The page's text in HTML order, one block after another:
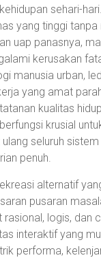
sehari-
yang tinggi
uap panasnya,
kerusakan
manusia urban,
yang amat
kualitas
krusial
seluruh
penuh.
alternatif
pusaran
logis, dan
interaktif yang
performa,